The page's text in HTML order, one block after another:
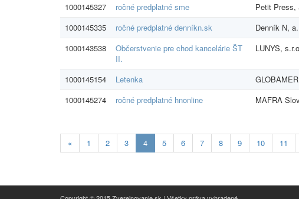
1000145327
ročné predplatné sme Petit Press,
1000145335
ročné predplatné denníkn.sk Denník N,
1000143538
Občerstvenie pre chod kancelárie ŠT
II.
LUNYS,
1000145154 Letenka
1000145274
ročné predplatné hnonline MAFRA
« 1 2 3 4Aktualna-
stranka
5 6 7 8 9 10 11